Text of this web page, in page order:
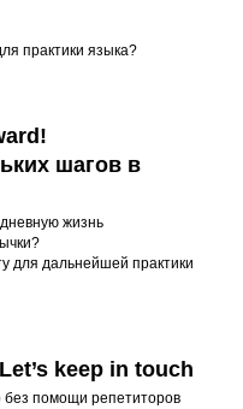
практики языка?
шагов в
жизнь
для дальнейшей практики
keep in touch
без помощи репетиторов